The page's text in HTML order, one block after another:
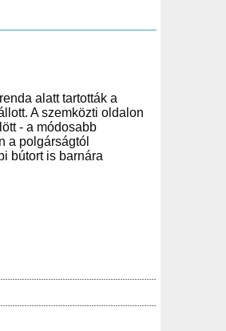
alatt tartották a
A szemközti oldalon
- a módosabb
a polgárságtól
bútort is barnára